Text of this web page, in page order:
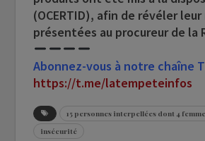
(OCERTID), afin de révéler
présentées au procureur de la
Abonnez-vous à notre chaîne
https://t.me/latempeteinfos
15 personnes interpellées dont 4
insécurité